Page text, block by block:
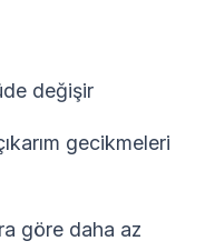
değişir
gecikmeleri
göre daha az